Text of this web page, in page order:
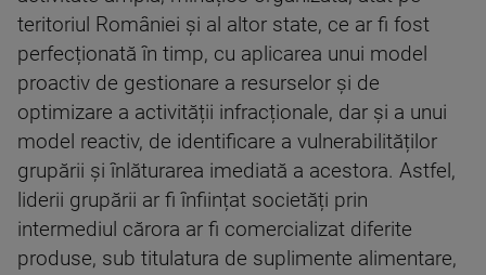
teritoriul României și al altor state, ce ar fi fost
perfecționată în timp, cu aplicarea unui model
proactiv de gestionare a resurselor și de
optimizare a activității infracționale, dar și a unui
model reactiv, de identificare a vulnerabilităților
grupării și înlăturarea imediată a acestora. Astfel,
liderii grupării ar fi înființat societăți prin
intermediul cărora ar fi comercializat diferite
produse, sub titulatura de suplimente alimentare,